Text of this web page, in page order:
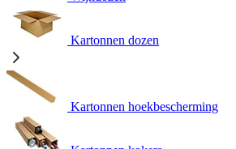
Kartonnen dozen
Kartonnen hoekbescherming